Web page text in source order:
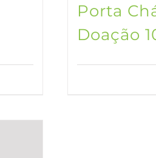
Porta
Doação